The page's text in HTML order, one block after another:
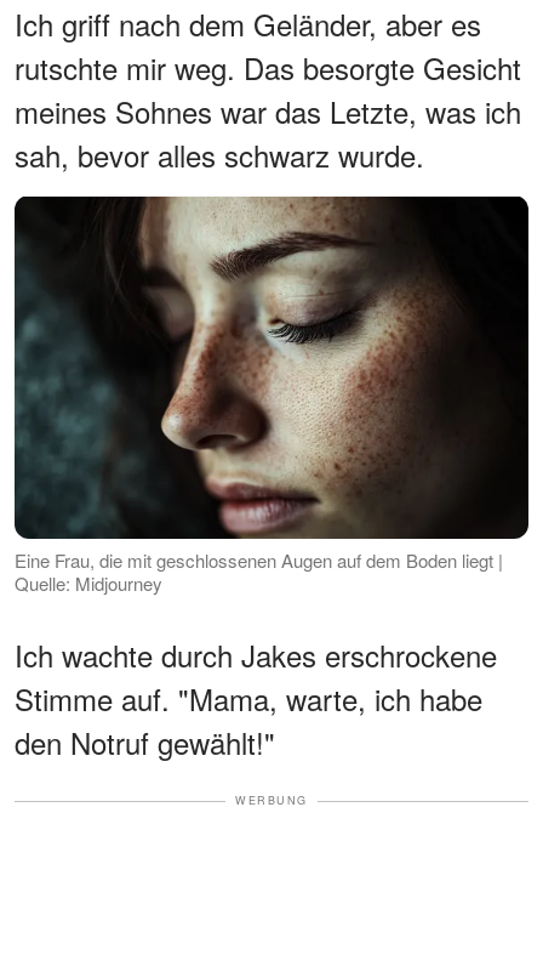
Ich griff nach dem Geländer, aber es
rutschte mir weg. Das besorgte Gesicht
meines Sohnes war das Letzte, was ich
sah, bevor alles schwarz wurde.
Eine Frau, die mit geschlossenen Augen auf dem Boden liegt |
Quelle: Midjourney
Ich wachte durch Jakes erschrockene
Stimme auf. "Mama, warte, ich habe
den Notruf gewählt!"
WERBUNG